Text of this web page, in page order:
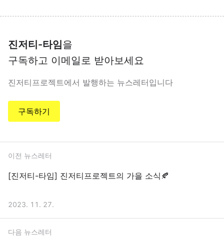
진저티-타임을
구독하고 이메일로 받아보세요
진저티프로젝트에서 발행하는 뉴스레터입니다
구독하기
이전 뉴스레터
[진저티-타임] 진저티프로젝트의 가을 소식🍂
2023. 11. 27.
다음 뉴스레터